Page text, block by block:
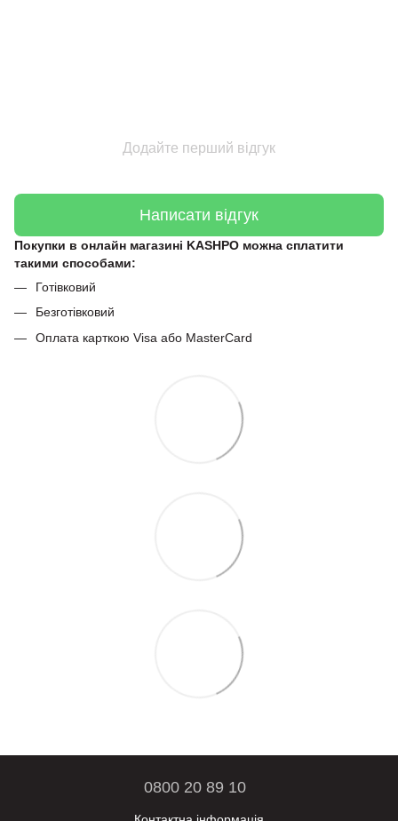
Додайте перший відгук
Написати відгук
Покупки в онлайн магазині KASHPO можна сплатити
такими способами:
Готівковий
Безготівковий
Оплата карткою Visa або MasterCard
0800 20 89 10